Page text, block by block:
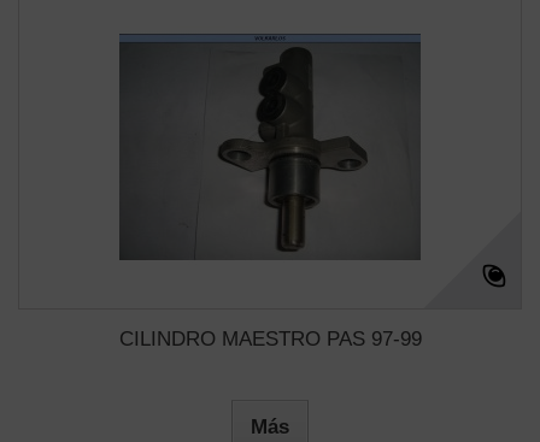
CILINDRO MAESTRO PAS 97-99
Más